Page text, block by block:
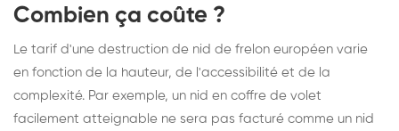
Combien ça coûte ?
Le tarif d'une destruction de nid de frelon européen varie
en fonction de la hauteur, de l'accessibilité et de la
complexité. Par exemple, un nid en coffre de volet
facilement atteignable ne sera pas facturé comme un nid